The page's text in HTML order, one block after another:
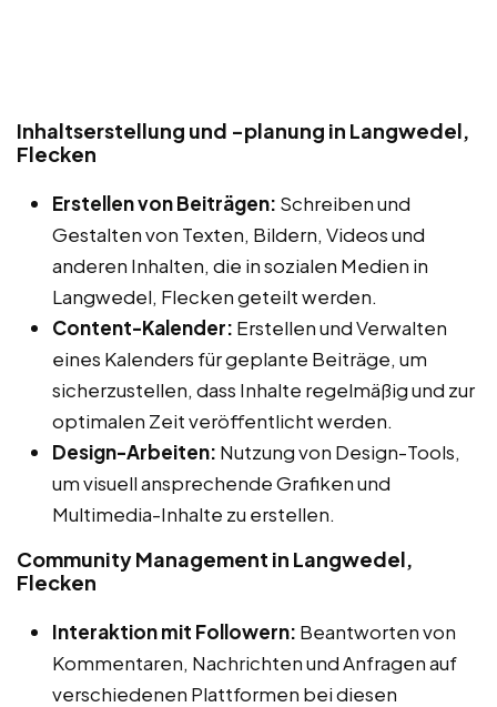
Inhaltserstellung und -planung in Langwedel,
Flecken
Erstellen von Beiträgen: Schreiben und
Gestalten von Texten, Bildern, Videos und
anderen Inhalten, die in sozialen Medien in
Langwedel, Flecken geteilt werden.
Content-Kalender: Erstellen und Verwalten
eines Kalenders für geplante Beiträge, um
sicherzustellen, dass Inhalte regelmäßig und zur
optimalen Zeit veröffentlicht werden.
Design-Arbeiten: Nutzung von Design-Tools,
um visuell ansprechende Grafiken und
Multimedia-Inhalte zu erstellen.
Community Management in Langwedel,
Flecken
Interaktion mit Followern: Beantworten von
Kommentaren, Nachrichten und Anfragen auf
verschiedenen Plattformen bei diesen